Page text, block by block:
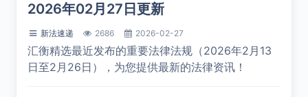
2026年02月27日更新
新法速递 2686 2026-02-27
汇衡精选最近发布的重要法律法规（2026年2月13
日至2月26日），为您提供最新的法律资讯！